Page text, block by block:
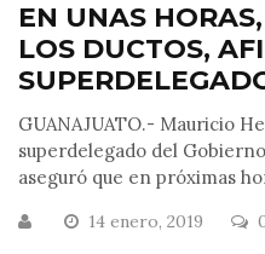
EN UNAS
LOS DUCTOS,
GUANAJUATO.- Mauricio
superdelegado del
aseguró que en próximas
14 enero, 2019